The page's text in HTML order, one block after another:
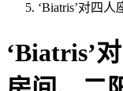
‘Biatris’对四
‘Biatris’